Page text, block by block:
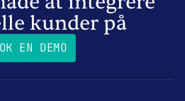
kunder på
EN DEMO